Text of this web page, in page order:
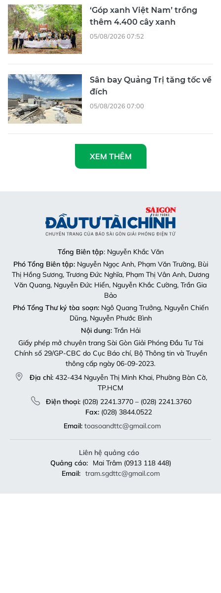
‘Góp xanh Việt Nam’ trồng
thêm 4.400 cây xanh
05/08/2026 07:52
Sân bay Quảng Trị tăng tốc về
đích
05/08/2026 07:00
XEM THÊM
Tổng Biên tập: Nguyễn Khắc Văn
Phó Tổng Biên tập:Nguyễn Ngọc Anh, Phạm Văn Trường, Bùi
Thị Hồng Sương, Trương Đức Nghĩa, Phạm Thị Vân Anh, Dương
Văn Quang, Nguyễn Đức Hiển, Nguyễn Khắc Cường, Trần Gia
Bảo
Phó Tổng Thư ký tòa soạn:Ngô Quang Trưởng, Nguyễn Chiến
Dũng, Nguyễn Phước Bình
Nội dung:Trần Hải
Giấy phép mở chuyên trang Sài Gòn Giải Phóng Đầu Tư Tài
Chính số 29/GP-CBC do Cục Báo chí, Bộ Thông tin và Truyền
thông cấp ngày 06-09-2023.
Địa chỉ: 432-434 Nguyễn Thị Minh Khai, Phường Bàn Cờ,
TP.HCM
Điện thoại:(028) 2241.3770 – (028) 2241.3760
Fax:(028) 3844.0522
Email: toasoandttc@gmail.com
Liên hệ quảng cáo
Quảng cáo:
Mai Trâm (0913 118 448)
Email: tram.sgdttc@gmail.com